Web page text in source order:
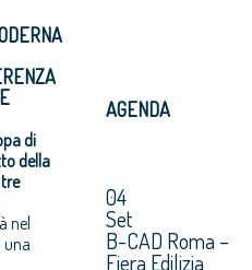
di
della
nel
una
AGENDA
04
Set
B-CAD Roma –
Fiera Edilizia